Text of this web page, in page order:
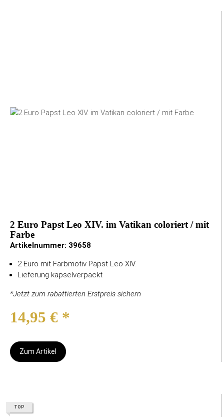
2 Euro Papst Leo XIV. im Vatikan coloriert / mit
Farbe
Artikelnummer: 39658
2 Euro mit Farbmotiv Papst Leo XIV.
Lieferung kapselverpackt
*Jetzt zum rabattierten Erstpreis sichern
14,95 € *
Zum Artikel
TOP